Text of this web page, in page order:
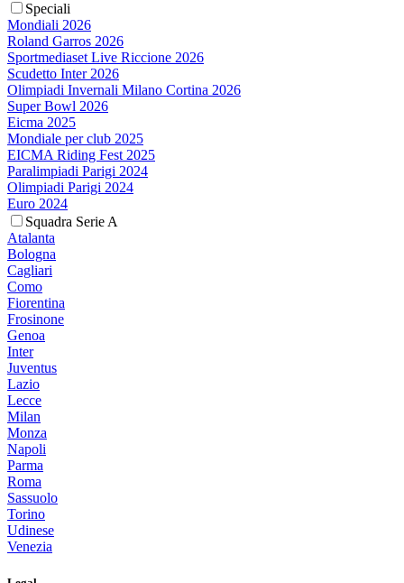
Speciali
Mondiali 2026
Roland Garros 2026
Sportmediaset Live Riccione 2026
Scudetto Inter 2026
Olimpiadi Invernali Milano Cortina 2026
Super Bowl 2026
Eicma 2025
Mondiale per club 2025
EICMA Riding Fest 2025
Paralimpiadi Parigi 2024
Olimpiadi Parigi 2024
Euro 2024
Squadra Serie A
Atalanta
Bologna
Cagliari
Como
Fiorentina
Frosinone
Genoa
Inter
Juventus
Lazio
Lecce
Milan
Monza
Napoli
Parma
Roma
Sassuolo
Torino
Udinese
Venezia